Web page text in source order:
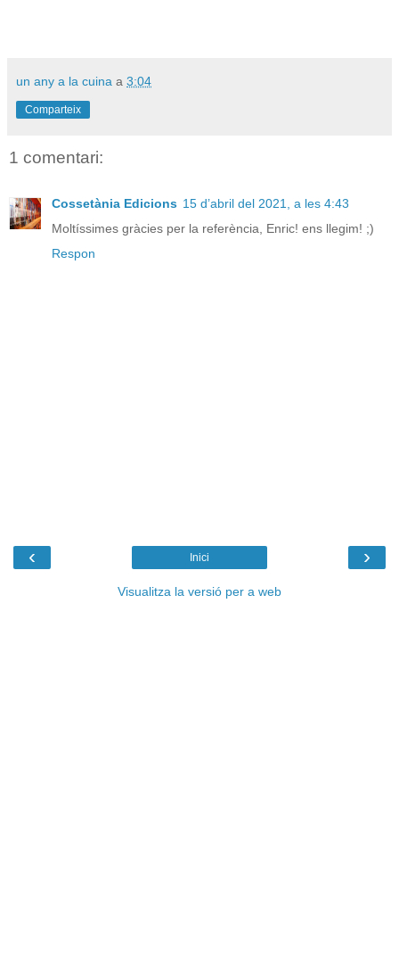
un any a la cuina a 3:04
Comparteix
1 comentari:
Cossetània Edicions 15 d’abril del 2021, a les 4:43
Moltíssimes gràcies per la referència, Enric! ens llegim! ;)
Respon
‹ ›
Inici
Visualitza la versió per a web